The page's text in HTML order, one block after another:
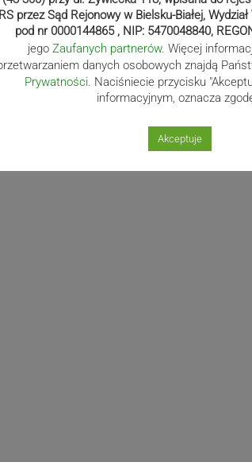
przez Sąd Rejonowy w Bielsku-Białej,
pod nr 0000144865 , NIP: 5470048840,
jego Zaufanych partnerów. Więcej
danych osobowych znajdą
Prywatności . Naciśniecie przycisku
informacyjnym, oznacza
Akceptuje